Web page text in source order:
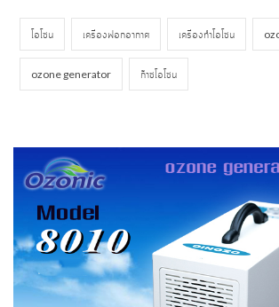
โอโซน เครื่องฟอกอากาศ เครื่องทำโอโซน
ozone generator ก๊าซโอโซน